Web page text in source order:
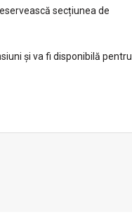
secțiunea de
și va fi disponibilă pentru